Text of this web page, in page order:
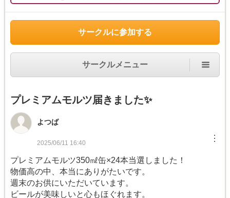
サークルに参加する
サークルメニュー
プレミアムモルツ届きました✨
よつば
2025/06/11 16:40 ︙
プレミアムモルツ350㎖缶×24本当選しました！
物価高の中、本当にありがたいです。
週末のお供にいただいています。
ビールが美味しいと心もほぐれます。